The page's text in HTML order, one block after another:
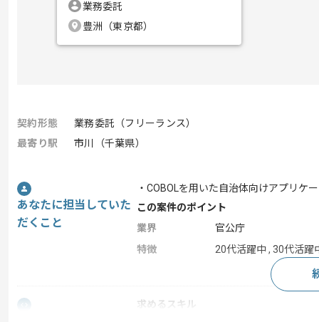
業務委託
豊洲（東京都）
契約形態
業務委託（フリーランス）
最寄り駅
市川（千葉県）
あなたに担当していた
だくこと
・COBOLを用いた自治体向けアプリケ
この案件のポイント
業界
官公庁
特徴
20代活躍中 , 30代活躍
求めるスキル